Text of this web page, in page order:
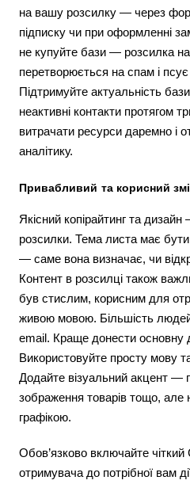
на вашу розсилку — через
підписку чи при оформленні
не купуйте бази — розсилка
перетворюється на спам і
Підтримуйте актуальність
неактивні контакти протягом
витрачати ресурси даремно і
аналітику.
Привабливий та корисний
Якісний копірайтинг та
розсилки. Тема листа має
— саме вона визначає, чи
Контент в розсилці також
був стислим, корисним для
живою мовою. Більшість
email. Краще донести основну
Використовуйте просту мову
Додайте візуальний акцент —
зображення товарів тощо, але
графікою.
Обов’язково включайте
отримувача до потрібної вам